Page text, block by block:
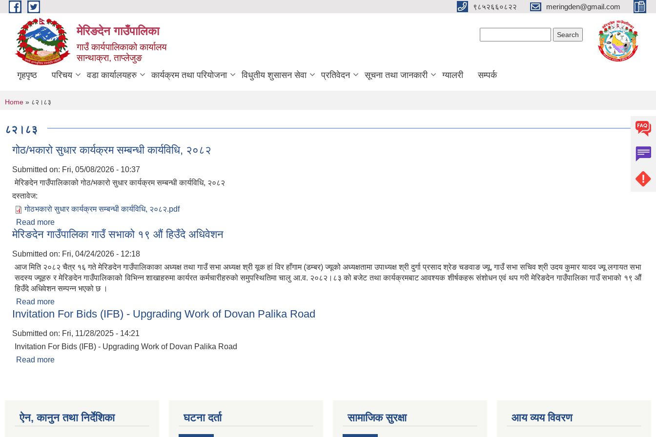
Skip to main content ९८५२६६०८२२ meringden@gmail.com
मेरिङदेन गाउँपालिका
गाउँ कार्यपालिकाको कार्यालय
सान्थाक्रा, ताप्लेजुङ
गृहपृष्ठ परिचय वडा कार्यालयहरु कार्यक्रम तथा परियोजना विधुतीय शुसासन सेवा प्रतिवेदन सूचना तथा जानकारी ग्यालरी सम्पर्क
You are here
Home » ८२।८३
८२।८३
गोठ/भकारो सुधार कार्यक्रम सम्बन्धी कार्यविधि, २०८२
Submitted on: Fri, 05/08/2026 - 10:37
मेरिङदेन गाउँपालिकाको गोठ/भकारो सुधार कार्यक्रम सम्बन्धी कार्यविधि, २०८२
दस्तावेज:
गोठभकारो सुधार कार्यक्रम सम्बन्धी कार्यविधि, २०८२.pdf
Read more
मेरिङदेन गाउँपालिका गाउँ सभाको १९ औं हिउँदे अधिवेशन
Submitted on: Fri, 04/24/2026 - 12:18
आज मिति २०८२ चैत्र १६ गते मेरिङदेन गाउँपालिकाका अध्यक्ष तथा गाउँ सभा अध्यक्ष श्री यूक हां विर हाँगाम (डम्बर) ज्यूको अध्यक्षतामा उपाध्यक्ष श्री दुर्गा प्रसाद श्रेङ चङवाङ ज्यू, गाउँ सभा सचिव श्री उदय कुमार यादव ज्यू लगायत सभा
सदस्य ज्यूहरु र मेरिङदेन गाउँपालिकाको विभिन्न शाखाहरुमा कार्यरत कर्मचारीहरुको समुपस्थितिमा चालु आ.व. २०८२।८३ को बजेट तथा कार्यक्रमबाट आवश्यक शीर्षकहरू संशोधन एवं थप गरी मेरिङदेन गाउँपालिका गाउँ सभाको १९ औं
हिउँदे अधिवेशन सम्पन्न भएको छ ।
Read more
Invitation For Bids (IFB) - Upgrading Work of Dovan Palika Road
Submitted on: Fri, 11/28/2025 - 14:21
Invitation For Bids (IFB) - Upgrading Work of Dovan Palika Road
Read more
ऐन, कानुन तथा निर्देशिका घटना दर्ता सामाजिक सुरक्षा आय व्यय विवरण